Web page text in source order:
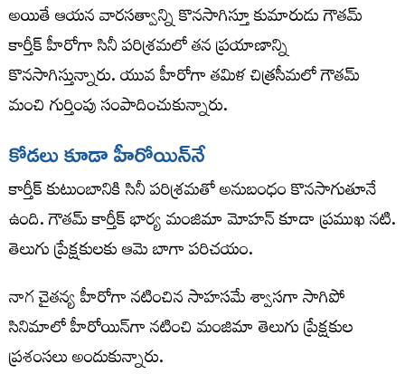
అయితే ఆయన వారసత్వాన్ని కొనసాగిస్తూ కుమారుడు గౌతమ్
కార్తీక్ హీరోగా సినీ పరిశ్రమలో తన ప్రయాణాన్ని
కొనసాగిస్తున్నారు. యువ హీరోగా తమిళ చిత్రసీమలో గౌతమ్
మంచి గుర్తింపు సంపాదించుకున్నారు.
కోడలు కూడా హీరోయిన్‌నే
కార్తీక్ కుటుంబానికి సినీ పరిశ్రమతో అనుబంధం కొనసాగుతూనే
ఉంది. గౌతమ్ కార్తీక్ భార్య మంజిమా మోహన్ కూడా ప్రముఖ నటి.
తెలుగు ప్రేక్షకులకు ఆమె బాగా పరిచయం.
నాగ చైతన్య హీరోగా నటించిన సాహసమే శ్వాసగా సాగిపో
సినిమాలో హీరోయిన్‌గా నటించి మంజిమా తెలుగు ప్రేక్షకుల
ప్రశంసలు అందుకున్నారు.